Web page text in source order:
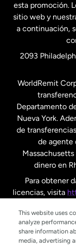
Nueva
Países
Suecia
esta promoción.
sitio web y
a continuación,
2093
WorldRemit
Departamento
Nueva York.
de
de agente
dinero en
Para obtener
licencias, visita
This website uses
analyze
share information
media, advertising